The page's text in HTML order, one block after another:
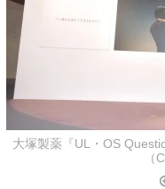
大塚製薬『UL・OS
（